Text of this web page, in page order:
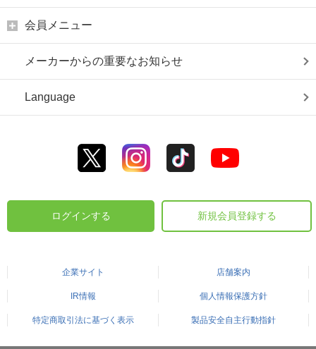
会員メニュー
メーカーからの重要なお知らせ
Language
ログインする 新規会員登録する
企業サイト 店舗案内
IR情報 個人情報保護方針
特定商取引法に基づく表示 製品安全自主行動指針